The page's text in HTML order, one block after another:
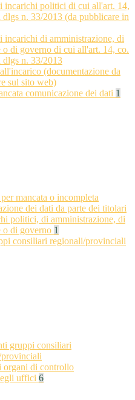
incarichi politici di cui all'art. 14,
dlgs n. 33/2013 (da pubblicare in
incarichi di amministrazione, di
o di governo di cui all'art. 14, co.
dlgs n. 33/2013
(documentazione da
sul sito web)
comunicazione dei dati 1
mancata o incompleta
dei dati da parte dei titolari
politici, di amministrazione, di
o di governo 1
consiliari regionali/provinciali
gruppi consiliari
organi di controllo
uffici 6